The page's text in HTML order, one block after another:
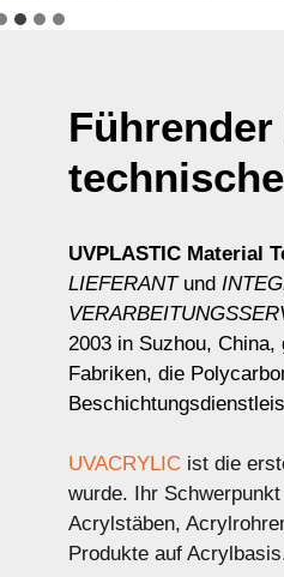
UVPLASTIC Material
LIEFERANTund
2003 in Suzhou,
Fabriken, die
UVACRYLIC ist die
wurde. Ihr
Acrylstäben,
Produkte auf